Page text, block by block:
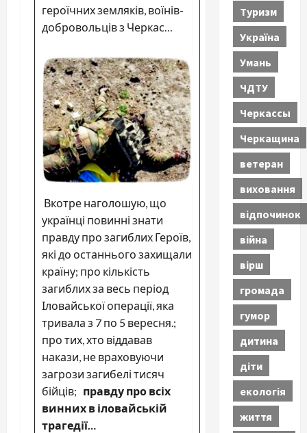
героїчних земляків, воїнів-
добровольців з Черкас…
Вкотре наголошую, що
українці повинні знати
правду про загиблих Героїв,
які до останнього захищали
країну; про кількість
загиблих за весь період
Іловайської операції, яка
тривала з 7 по 5 вересня.;
про тих, хто віддавав
накази, не враховуючи
загрози загибелі тисяч
бійців; правду про всіх
винних в іловайській
трагедії…
Туризм
Україна
Умань
ЧДТУ
Черкассы
Черкащина
ветеран
виховання
відпочинок
війна
вірш
громада
гумор
дитина
діти
екологія
життя